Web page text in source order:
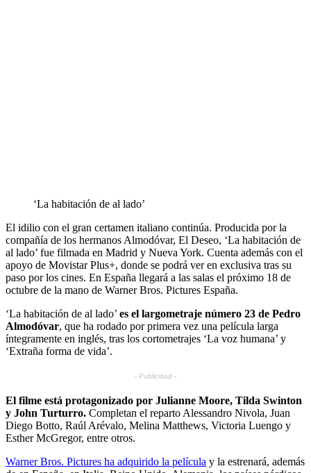
‘La habitación de al lado’
El idilio con el gran certamen italiano continúa. Producida por la
compañía de los hermanos Almodóvar, El Deseo, ‘La habitación de
al lado’ fue filmada en Madrid y Nueva York. Cuenta además con el
apoyo de Movistar Plus+, donde se podrá ver en exclusiva tras su
paso por los cines. En España llegará a las salas el próximo 18 de
octubre de la mano de Warner Bros. Pictures España.
‘La habitación de al lado’ es el largometraje número 23 de Pedro
Almodóvar, que ha rodado por primera vez una película larga
íntegramente en inglés, tras los cortometrajes ‘La voz humana’ y
‘Extraña forma de vida’.
- Publicidad -
El filme está protagonizado por Julianne Moore, Tilda Swinton
y John Turturro. Completan el reparto Alessandro Nivola, Juan
Diego Botto, Raúl Arévalo, Melina Matthews, Victoria Luengo y
Esther McGregor, entre otros.
Warner Bros. Pictures ha adquirido la película y la estrenará, además